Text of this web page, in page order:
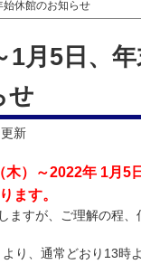
休館のお知らせ
1月5日、
せ
更新
）～2022年 1月5
ます。
ますが、ご理解の程
り、通常どおり13時